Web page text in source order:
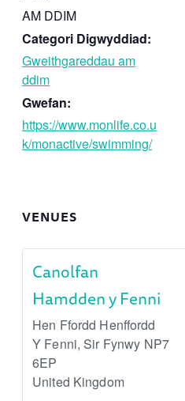
AM DDIM
Categori Digwyddiad:
Gweithgareddau am
ddim
Gwefan:
https://www.monlife.co.u
k/monactive/swimming/
VENUES
Canolfan
Hamdden y Fenni
Hen Ffordd Henffordd
Y Fenni, Sir Fynwy NP7
6EP
United Kingdom